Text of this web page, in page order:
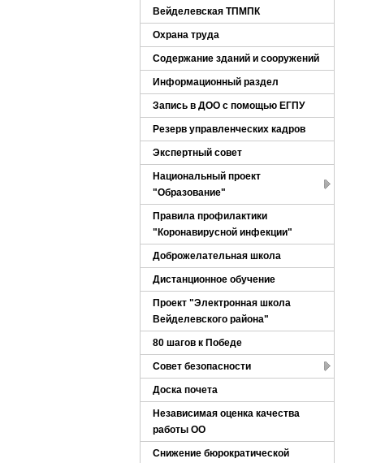
Вейделевская ТПМПК
Охрана труда
Содержание зданий и сооружений
Информационный раздел
Запись в ДОО с помощью ЕГПУ
Резерв управленческих кадров
Экспертный совет
Национальный проект
"Образование"
Правила профилактики
"Коронавирусной инфекции"
Доброжелательная школа
Дистанционное обучение
Проект "Электронная школа
Вейделевского района"
80 шагов к Победе
Совет безопасности
Доска почета
Независимая оценка качества
работы ОО
Снижение бюрократической